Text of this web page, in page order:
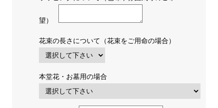
望）
花束の長さについて（花束をご用命の場合）
本堂花・お墓用の場合